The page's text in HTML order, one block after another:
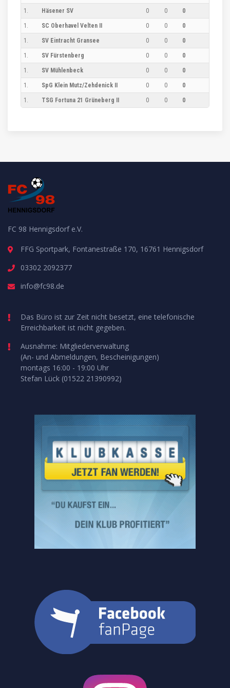
1. Häsener SV 0 0 0
1. SC Oberhavel Velten II 0 0 0
1. SV Eintracht Gransee 0 0 0
1. SV Fürstenberg 0 0 0
1. SV Mühlenbeck 0 0 0
1. SpG Klein Mutz/​Zehdenick II 0 0 0
1. TSG Fortuna 21 Grüneberg II 0 0 0
FC 98 Hennigsdorf e.V.
FFG Sportpark, Fontanestraße 170, 16761 Hennigsdorf
03302 2092377
info@fc98.de
Das Büro ist zur Zeit nicht besetzt, eine telefonische
Erreichbarkeit ist nicht gegeben.
Ausnahme: Mitgliederverwaltung
(An- und Abmeldungen, Bescheinigungen)
montags 16:00 - 19:00 Uhr
Stefan Lück (01522 21390992)